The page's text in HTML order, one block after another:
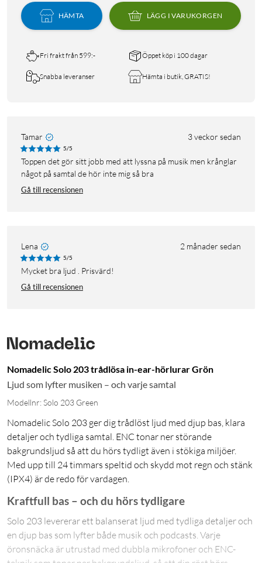
HÄMTA LÄGG I VARUKORGEN
Fri frakt från 599:- Öppet köp i 100 dagar
Snabba leveranser Hämta i butik, GRATIS!
Tamar 3 veckor sedan
5/5
Toppen det gör sitt jobb med att lyssna på musik men krånglar
något på samtal de hör inte mig så bra
Gå till recensionen
Lena 2 månader sedan
5/5
Mycket bra ljud . Prisvärd!
Gå till recensionen
Nomadelic Solo 203 trådlösa in-ear-hörlurar Grön
Ljud som lyfter musiken – och varje samtal
Modellnr: Solo 203 Green
Nomadelic Solo 203 ger dig trådlöst ljud med djup bas, klara
detaljer och tydliga samtal. ENC tonar ner störande
bakgrundsljud så att du hörs tydligt även i stökiga miljöer.
Med upp till 24 timmars speltid och skydd mot regn och stänk
(IPX4) är de redo för vardagen.
Kraftfull bas – och du hörs tydligare
Solo 203 levererar ett balanserat ljud med tydliga detaljer och
en djup bas som lyfter både musik och podcasts. Varje
öronsnäcka är utrustad med dubbla mikrofoner och ENC-